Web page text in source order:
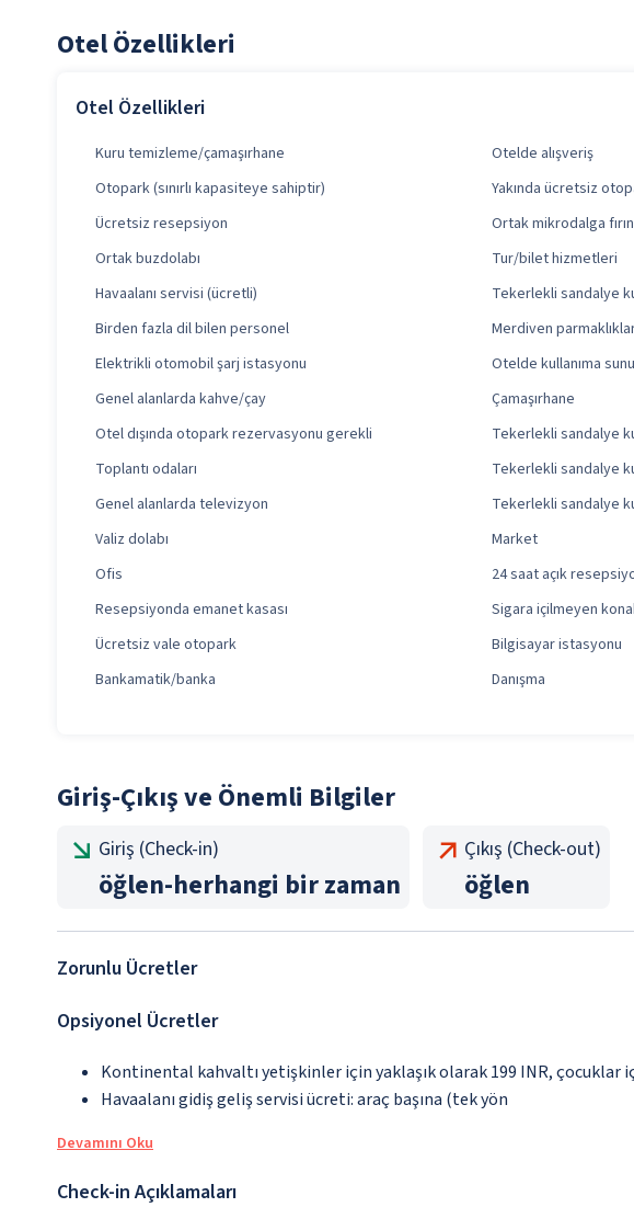
Otel Özellikleri
Otel Özellikleri
Kuru temizleme/çamaşırhane Otelde alışveriş
Otopark (sınırlı kapasiteye sahiptir)
Yakında ücretsiz
Ücretsiz resepsiyon
Ortak mikrodalga fırın
Ortak buzdolabı
Tur/bilet hizmetleri
Havaalanı servisi (ücretli)
Tekerlekli sandalye
Birden fazla dil bilen personel
Merdiven
Elektrikli otomobil şarj istasyonu
Otelde kullanıma
Genel alanlarda kahve/çay
Çamaşırhane
Otel dışında otopark rezervasyonu gerekli
Tekerlekli sandalye
Toplantı odaları
Tekerlekli sandalye
Genel alanlarda televizyon
Tekerlekli sandalye
Valiz dolabı
Market
Ofis
24 saat açık
Resepsiyonda emanet kasası
Sigara içilmeyen
Ücretsiz vale otopark
Bilgisayar istasyonu
Bankamatik/banka
Danışma
Giriş-Çıkış ve Önemli Bilgiler
Giriş (Check-in)
öğlen-herhangi bir zaman
Çıkış (Check-out)
öğlen
Zorunlu Ücretler
Opsiyonel Ücretler
Kontinental kahvaltı yetişkinler için yaklaşık olarak 199 INR, çocuklar
Havaalanı gidiş geliş servisi ücreti: araç başına (tek yön
Devamını Oku
Check-in Açıklamaları